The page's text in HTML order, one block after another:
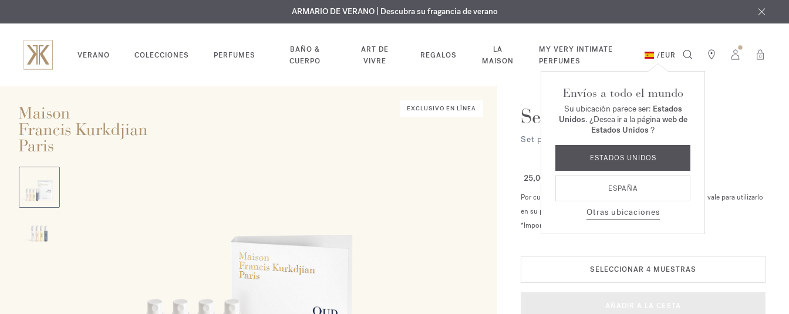
EXCLUSIVO | Descubra la nueva fragancia OUDvelvet mooden su pedido*
GRABADO GRATUITO | En todas las fragancias y aceites corporales hasta el 9 de agosto
ARMARIO DE VERANO | Descubra su fragancia de verano
VERANO COLECCIONES PERFUMES
BAÑO &
CUERPO
ART DE
VIVRE
REGALOS
LA
MAISON
MY VERY INTIMATE
PERFUMES
/EUR 0
Envíos a todo el mundo
Su ubicación parece ser: Estados
Unidos. ¿Desea ir a la páginaweb de
Estados Unidos ?
ESTADOS UNIDOS
ESPAÑA
Otras ubicaciones
EXCLUSIVO EN LÍNEA Set de Muestras
Set personalizable de 4 muestras
25,00 €
Por cualquier pedido de un juego de 4 muestras, recibirá un vale para utilizarlo
en su próximo pedido de perfume (oferta no acumulable).
*Importe correspondiente a los gastos de tramitación
SELECCIONAR 4 MUESTRAS